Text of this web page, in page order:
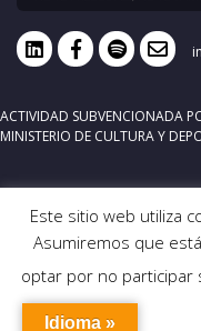
ACTIVIDAD SUBVENCIONADA
MINISTERIO DE CULTURA Y
Este sitio web utiliza
Asumiremos que
optar por no participar
Idioma »